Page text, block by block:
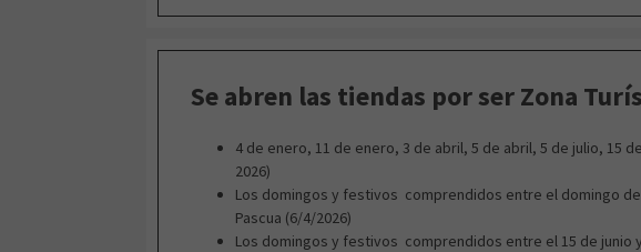
Se abren las tiendas por ser Zona
4 de enero, 11 de enero, 3 de abril, 5 de abril, 5 de julio, 15
2026)
Los domingos y festivos comprendidos entre el domingo de
Pascua (6/4/2026)
Los domingos y festivos comprendidos entre el 15 de junio